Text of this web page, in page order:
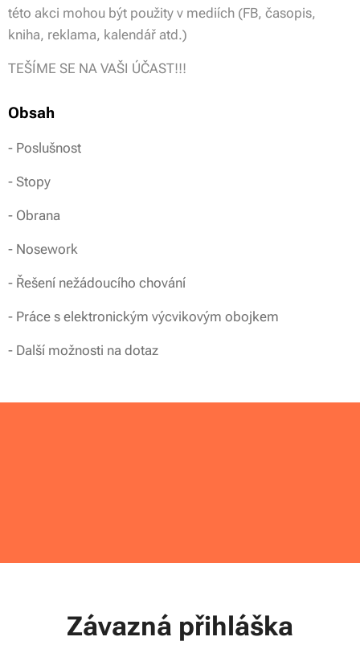
této akci mohou být použity v mediích (FB, časopis,
kniha, reklama, kalendář atd.)
TEŠÍME SE NA VAŠI ÚČAST!!!
Obsah
- Poslušnost
- Stopy
- Obrana
- Nosework
- Řešení nežádoucího chování
- Práce s elektronickým výcvikovým obojkem
- Další možnosti na dotaz
Závazná přihláška